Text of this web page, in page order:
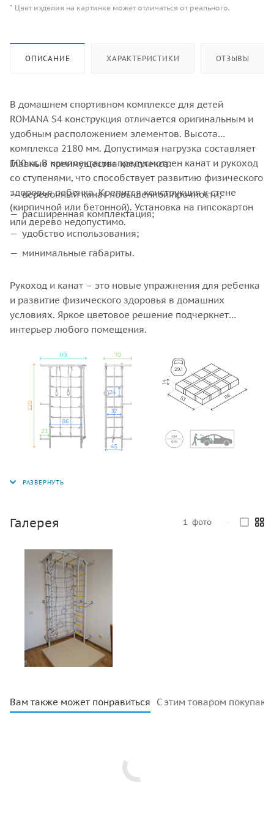
* Цвет изделия на картинке может отличаться от реального.
ОПИСАНИЕ ХАРАКТЕРИСТИКИ ОТЗЫВЫ
В домашнем спортивном комплексе для детей
ROMANA S4 конструкция отличается оригинальным и
удобным расположением элементов. Высота
комплекса 2180 мм. Допустимая нагрузка составляет
100 кг. В комплектации предусмотрен канат и рукоход
со ступенями, что способствует развитию физического
здоровья ребенка. Крепится конструкция к стене
(кирпичной или бетонной). Установка на гипсокартон
или дерево недопустимо.
Главные преимущества комплекса:
веревочный канат повышенной прочности;
расширенная комплектация;
удобство использования;
минимальные габариты.
Рукоход и канат – это новые упражнения для ребенка
и развитие физического здоровья в домашних
условиях. Яркое цветовое решение подчеркнет
интерьер любого помещения.
Галерея 1 фото
Вам также может понравиться С этим товаром покупают